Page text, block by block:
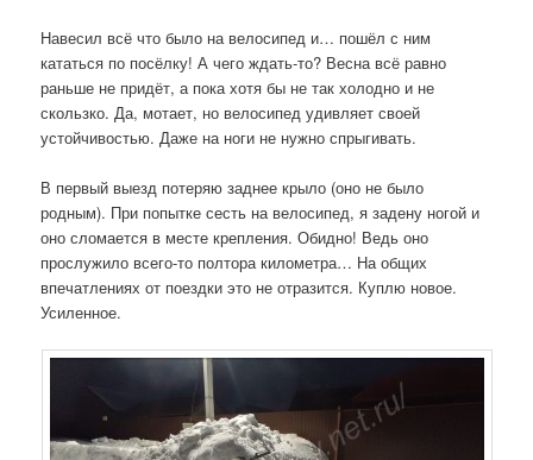
Навесил всё что было на велосипед и… пошёл с ним
кататься по посёлку! А чего ждать-то? Весна всё равно
раньше не придёт, а пока хотя бы не так холодно и не
скользко. Да, мотает, но велосипед удивляет своей
устойчивостью. Даже на ноги не нужно спрыгивать.
В первый выезд потеряю заднее крыло (оно не было
родным). При попытке сесть на велосипед, я задену ногой и
оно сломается в месте крепления. Обидно! Ведь оно
прослужило всего-то полтора километра… На общих
впечатлениях от поездки это не отразится. Куплю новое.
Усиленное.